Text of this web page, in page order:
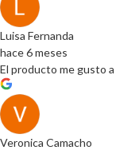
Luisa Fernanda
hace 6 meses
El producto me gusto
Veronica Camacho